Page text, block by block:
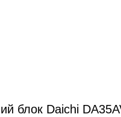
блок Daichi